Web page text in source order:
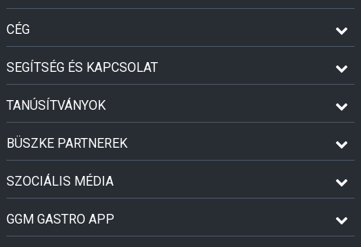
CÉG
SEGÍTSÉG ÉS KAPCSOLAT
TANÚSÍTVÁNYOK
BÜSZKE PARTNEREK
SZOCIÁLIS MÉDIA
GGM GASTRO APP